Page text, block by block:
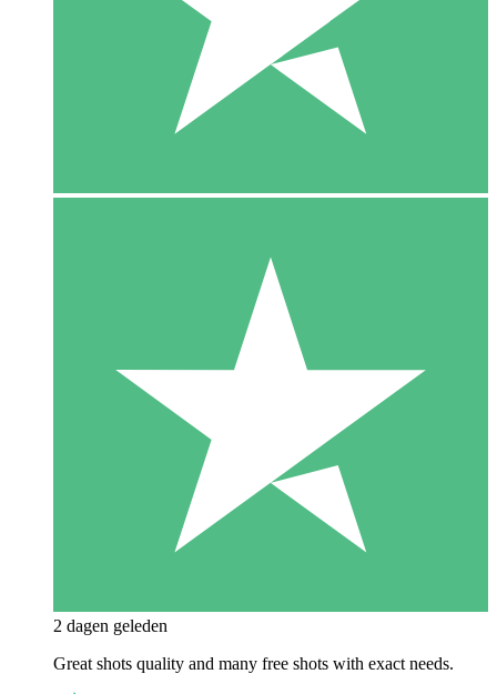
2 dagen geleden
Great shots quality and many free shots with exact needs.